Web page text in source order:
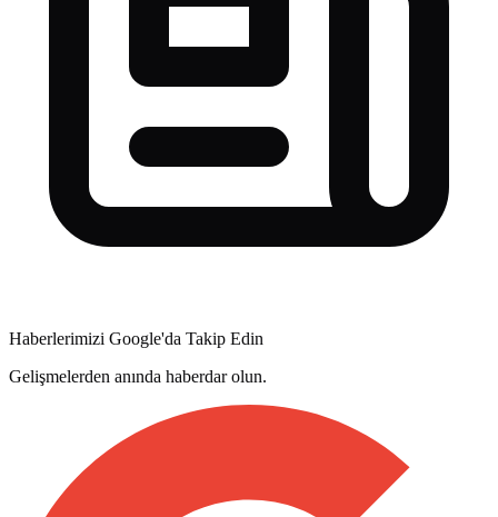
Haberlerimizi Google'da Takip Edin
Gelişmelerden anında haberdar olun.